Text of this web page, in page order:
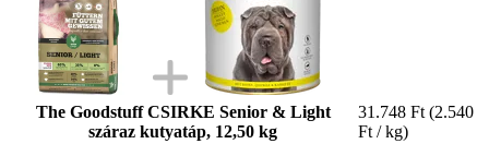
The Goodstuff CSIRKE Senior & Light
száraz kutyatáp, 12,50 kg
31.748 Ft (2.540
Ft / kg)